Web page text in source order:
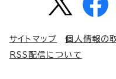
サイトマップ 個人情報の
RSS配信について